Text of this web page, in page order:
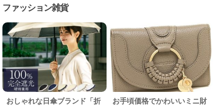
ファッション雑貨
おしゃれな日傘ブランド「折
お手頃価格でかわいいミニ財